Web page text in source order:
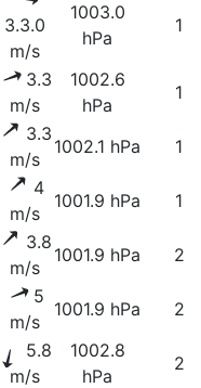
3.3.0
m/s
1003.0
hPa
3.3
m/s
1002.6
hPa
3.3
m/s
1002.1 hPa
4
m/s
1001.9 hPa
3.8
m/s
1001.9 hPa
5
m/s
1001.9 hPa
5.8
m/s
1002.8
hPa